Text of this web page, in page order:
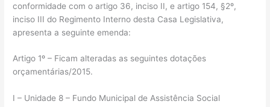
conformidade com o artigo 36, inciso II, e artigo 154, §2º,
inciso III do Regimento Interno desta Casa Legislativa,
apresenta a seguinte emenda:
Artigo 1º – Ficam alteradas as seguintes dotações
orçamentárias/2015.
I – Unidade 8 – Fundo Municipal de Assistência Social